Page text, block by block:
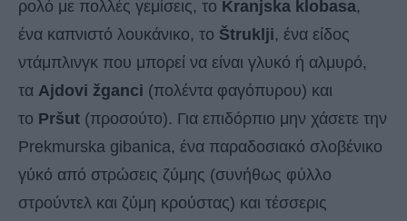
ρολό με πολλές γεμίσεις, το Kranjska klobasa,
ένα καπνιστό λουκάνικο, το Štruklji, ένα είδος
ντάμπλινγκ που μπορεί να είναι γλυκό ή αλμυρό,
τα Ajdovi žganci (πολέντα φαγόπυρου) και
το Pršut (προσούτο). Για επιδόρπιο μην χάσετε την
Prekmurska gibanica, ένα παραδοσιακό σλοβένικο
γύκό από στρώσεις ζύμης (συνήθως φύλλο
στρούντελ και ζύμη κρούστας) και τέσσερις